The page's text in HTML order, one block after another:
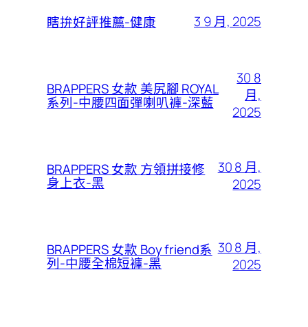
瞎拚好評推薦-健康 3 9 月, 2025
BRAPPERS 女款 美尻腳 ROYAL
系列-中腰四面彈喇叭褲-深藍
30 8
月,
2025
BRAPPERS 女款 方領拼接修
身上衣-黑
30 8 月,
2025
BRAPPERS 女款 Boy friend系
列-中腰全棉短褲-黑
30 8 月,
2025